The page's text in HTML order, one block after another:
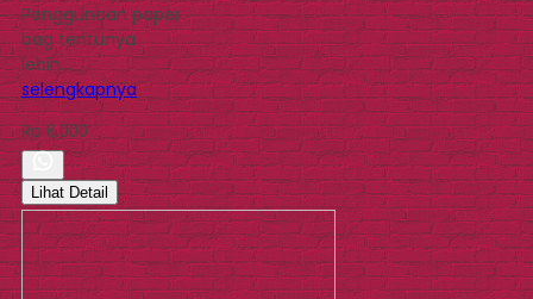
Penggunaan paper
bag tentunya
lebih…
selengkapnya
Rp 6.000
Lihat Detail